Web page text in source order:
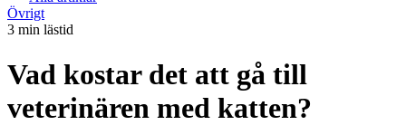
Övrigt
3 min lästid
Vad kostar det att gå till
veterinären med katten?